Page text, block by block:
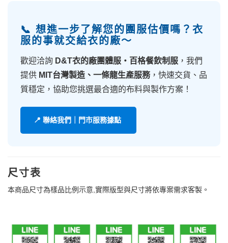
📞 想進一步了解您的團服估價嗎？衣
服的事就交給衣的廠～
歡迎洽詢 D&T衣的廠團體服・百格餐飲制服 ，我們
提供 MIT台灣製造、一條龍生產服務，快速交貨、品
質穩定，協助您挑選最合適的布料與製作方案！
📍 聯絡我們｜門市服務據點
尺寸表
本商品尺寸為樣品比例示意,實際版型與尺寸將依專案需求客製。